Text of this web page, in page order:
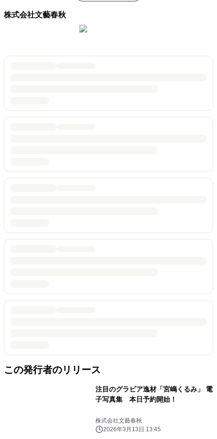
株式会社文藝春秋
この発行者のリリース
注目のグラビア逸材「宮嶋くるみ」 電
子写真集 本日予約開始！
株式会社文藝春秋
2026年3月13日 13:45